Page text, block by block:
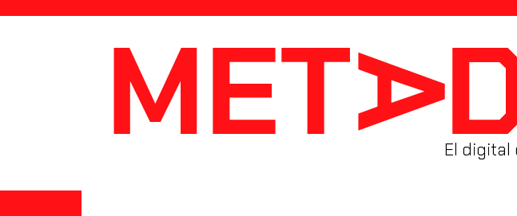
MetaData
El digital